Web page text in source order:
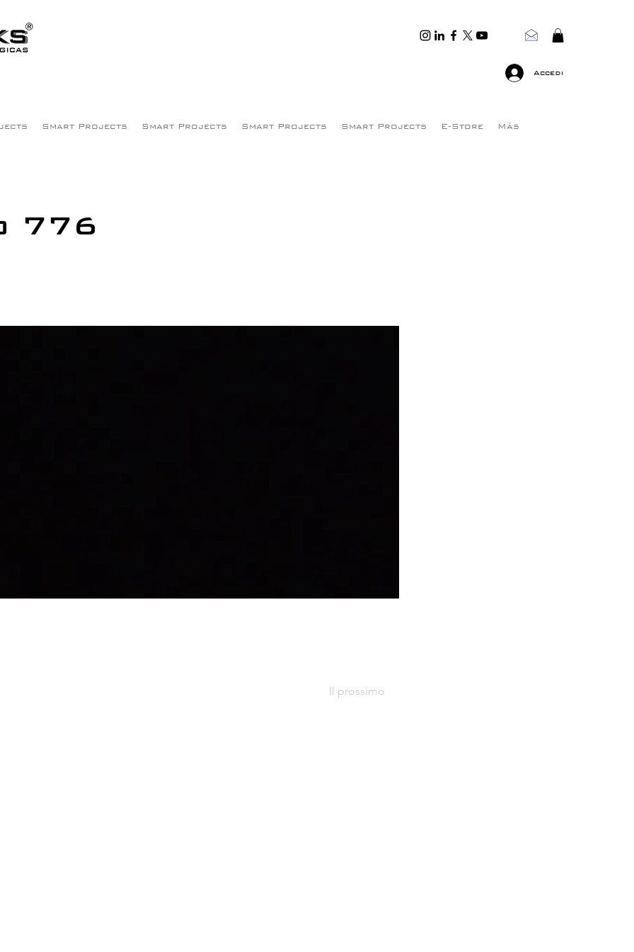
Accedi
Smart Projects Smart Projects Smart Projects Smart Projects E-Store Más
776
Il prossimo